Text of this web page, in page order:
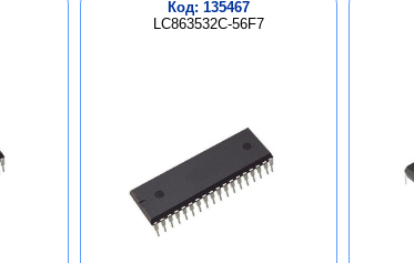
Код: 135467
LC863532C-56F7